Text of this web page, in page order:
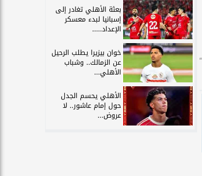
بعثة الأهلي تغادر إلى
إسبانيا لبدء معسكر
الإعداد.....
خوان بيزيرا يطلب الرحيل
عن الزمالك.. وشباب
الأهلي...
الأهلي يحسم الجدل
حول إمام عاشور.. لا
عروض...